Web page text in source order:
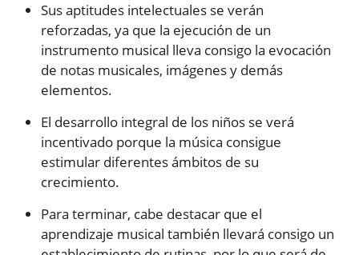
Sus aptitudes intelectuales se verán
reforzadas, ya que la ejecución de un
instrumento musical lleva consigo la evocación
de notas musicales, imágenes y demás
elementos.
El desarrollo integral de los niños se verá
incentivado porque la música consigue
estimular diferentes ámbitos de su
crecimiento.
Para terminar, cabe destacar que el
aprendizaje musical también llevará consigo un